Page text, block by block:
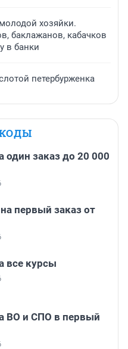
хозяйки.
баклажанов, кабачков
в банки
петербурженка
один заказ до 20 000
первый заказ от
все курсы
ВО и СПО в первый